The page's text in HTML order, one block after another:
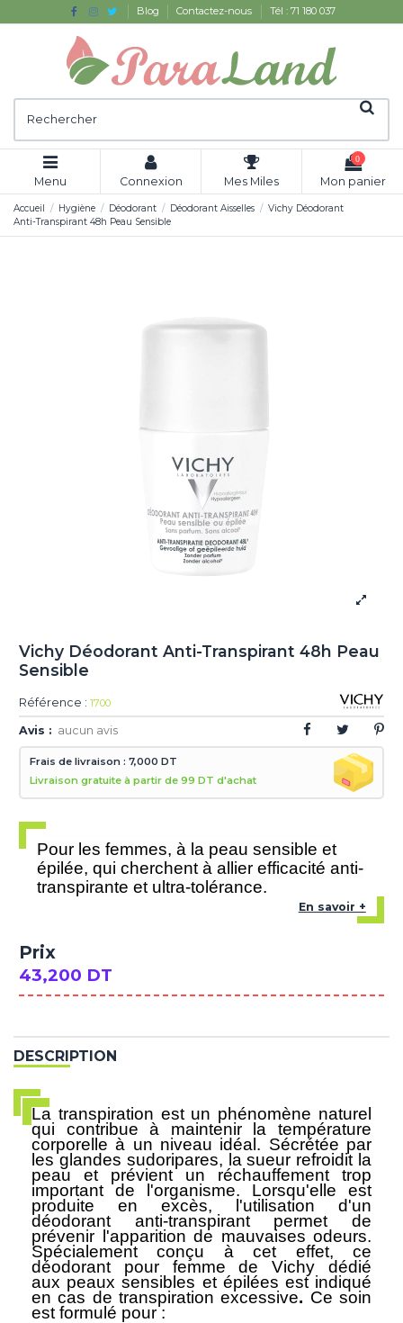
Blog Contactez-nous Tél : 71 180 037
Menu Connexion Mes Miles
0
Mon panier
Accueil Hygiène Déodorant Déodorant Aisselles
Vichy Déodorant
Anti-Transpirant 48h Peau Sensible
Vichy Déodorant Anti-Transpirant 48h Peau
Sensible
Référence : 1700
Avis : aucun avis
Frais de livraison : 7,000 DT
Livraison gratuite à partir de 99 DT d'achat
Pour les femmes, à la peau sensible et
épilée, qui cherchent à allier efficacité anti-
transpirante et ultra-tolérance.
En savoir +
Prix
43,200 DT
DESCRIPTION
La transpiration est un phénomène naturel
qui contribue à maintenir la température
corporelle à un niveau idéal. Sécrétée par
les glandes sudoripares, la sueur refroidit la
peau et prévient un réchauffement trop
important de l'organisme. Lorsqu'elle est
produite en excès, l'utilisation d'un
déodorant anti-transpirant permet de
prévenir l'apparition de mauvaises odeurs.
Spécialement conçu à cet effet, ce
déodorant pour femme de Vichy dédié
aux peaux sensibles et épilées est indiqué
en cas de transpiration excessive. Ce soin
est formulé pour :